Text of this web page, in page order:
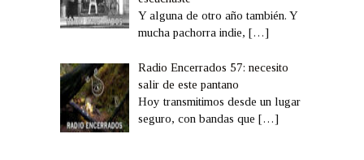
Y alguna de otro año también. Y
mucha pachorra indie,[…]
Radio Encerrados 57: necesito
salir de este pantano
Hoy transmitimos desde un lugar
seguro, con bandas que[…]